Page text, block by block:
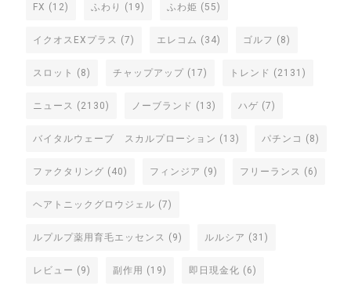
FX (12) ふわり (19) ふわ姫 (55)
イクオスEXプラス (7) エレコム (34) ゴルフ (8)
スロット (8) チャップアップ (17) トレンド (2131)
ニュース (2130) ノーブランド (13) ハゲ (7)
バイタルウェーブ スカルプローション (13) パチンコ (8)
ファクタリング (40) フィンジア (9) フリーランス (6)
ヘアトニックグロウジェル (7)
ルプルプ薬用育毛エッセンス (9) ルルシア (31)
レビュー (9) 副作用 (19) 即日現金化 (6)